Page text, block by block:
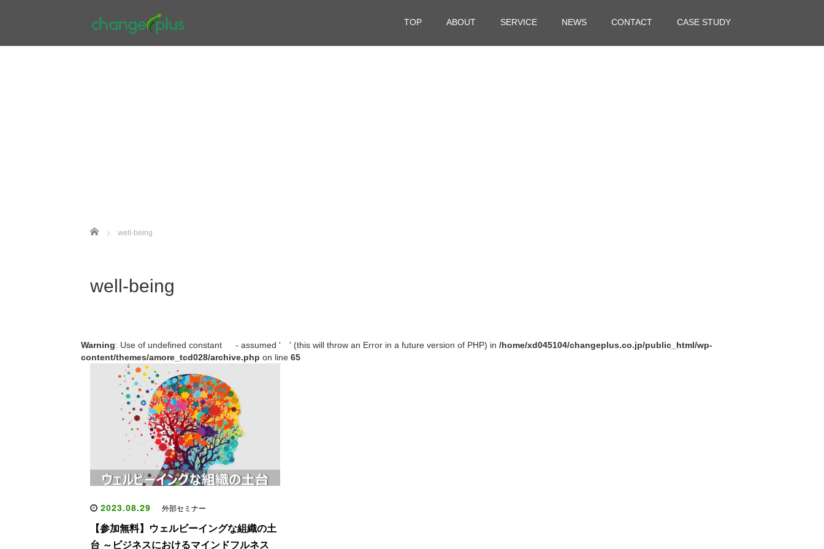
TOP ABOUT SERVICE NEWS CONTACT CASE STUDY
Home well-being
well-being
Warning: Use of undefined constant - assumed ' ' (this will throw an Error in a future version of PHP) in /home/xd045104/changeplus.co.jp/public_html/wp-
content/themes/amore_tcd028/archive.php on line 65
2023.08.29 外部セミナー
【参加無料】ウェルビーイングな組織の土
台 ～ビジネスにおけるマインドフルネス